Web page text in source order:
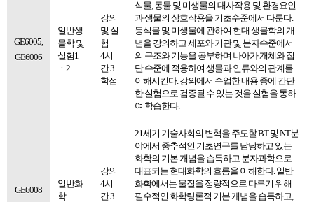
GE6005,
GE6006
일반생
물학 및
실험1
ㆍ2
강의
및 실
험
4시
간 3
학점
식물, 동물 및 미생물의 대사작용 및 환경요인
과 생물의 상호작용을 기초수준에서 다룬다.
동식물 및 미생물에 관하여 현대 생물학의 개
념을 강의하고 세포와 기관 및 분자수준에서
의 구조와 기능을 공부하며 나아가 개체와 집
단 수준에 적용하여 생물과 인류와의 관계를
이해시킨다. 강의에서 수업한 내용 중에 간단
한 실험으로 검증될 수 있는 것을 실험을 통하
여 학습한다.
GE6008
일반화
학
강의
4시
간 3
21세기 기술사회의 변혁을 주도할 BT 및 NT분
야에서 중추적인 기초연구를 담당하고 있는
화학의 기본 개념을 습득하고 분자과학으로
대표되는 현대화학의 흐름을 이해한다. 일반
화학에서는 물질을 정량적으로 다루기 위해
필수적인 화학량론적 기본 개념을 습득하고,